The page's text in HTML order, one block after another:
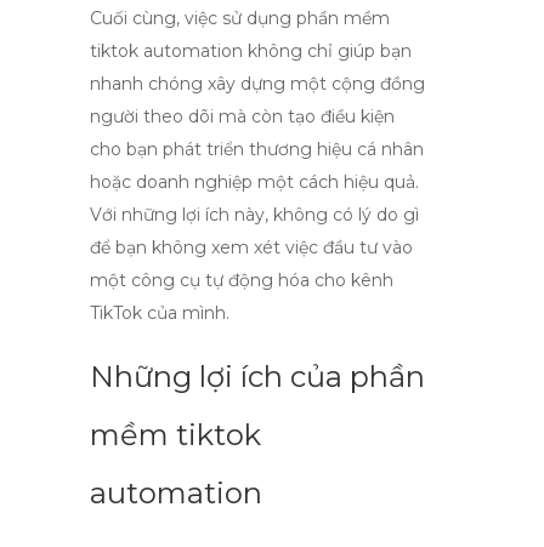
Cuối cùng, việc sử dụng phần mềm
tiktok automation không chỉ giúp bạn
nhanh chóng xây dựng một cộng đồng
người theo dõi mà còn tạo điều kiện
cho bạn phát triển thương hiệu cá nhân
hoặc doanh nghiệp một cách hiệu quả.
Với những lợi ích này, không có lý do gì
để bạn không xem xét việc đầu tư vào
một công cụ tự động hóa cho kênh
TikTok của mình.
Những lợi ích của phần
mềm tiktok
automation